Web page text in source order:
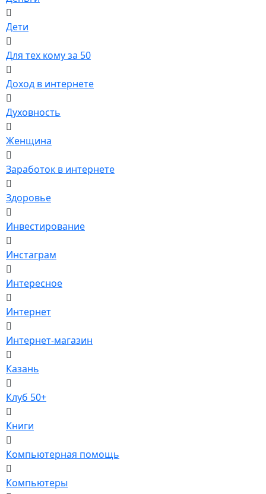
Дети
Для тех кому за 50
Доход в интернете
Духовность
Женщина
Заработок в интернете
Здоровье
Инвестирование
Инстаграм
Интересное
Интернет
Интернет-магазин
Казань
Клуб 50+
Книги
Компьютерная помощь
Компьютеры